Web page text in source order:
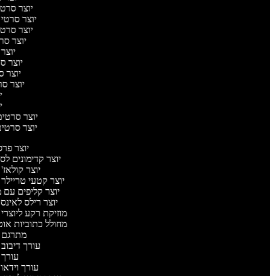
יוצר
יוצר סרטי
יוצר
יוצר
יוצר
יוצר
יוצר
יוצר
יוצר
יוצר
יוצר קדימונים
יוצר
יוצר קטעי
יוצר קליפים
יוצר רילס
מוזיקת רקע
מחולל כתוביות
עורך
עורך